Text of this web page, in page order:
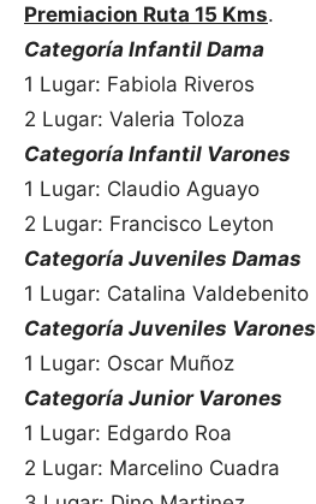
Premiacion Ruta 15 Kms.
Categoría Infantil Dama
1 Lugar: Fabiola Riveros
2 Lugar: Valeria Toloza
Categoría Infantil Varones
1 Lugar: Claudio Aguayo
2 Lugar: Francisco Leyton
Categoría Juveniles Damas
1 Lugar: Catalina Valdebenito
Categoría Juveniles Varones
1 Lugar: Oscar Muñoz
Categoría Junior Varones
1 Lugar: Edgardo Roa
2 Lugar: Marcelino Cuadra